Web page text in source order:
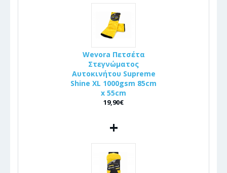
Wevora Πετσέτα
Στεγνώματος
Αυτοκινήτου Supreme
Shine XL 1000gsm 85cm
x 55cm
19,90€
+